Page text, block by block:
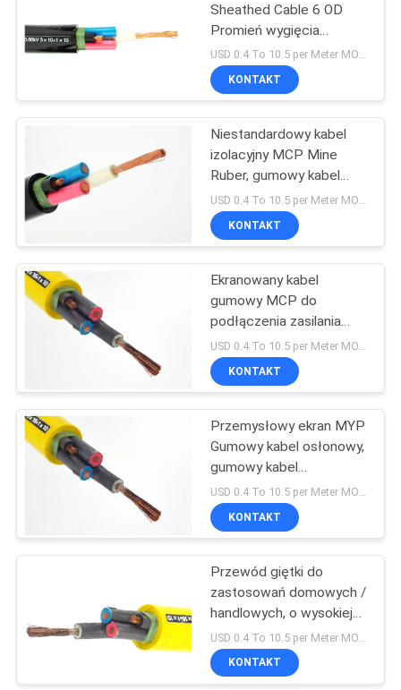
SKONTAKTUJ
SIĘ
NAMI
AKTUALNOŚCI
BLOG
POPROSIĆ
O
WYCENĘ
NEWS
SITEMAP
PRYWATNOŚCI
Sheathed Cable 6 OD
Promień wygięcia
Ochrona środowiska
USD 0.4 To 10.5 per Meter MOQ:500m
KONTAKT
Niestandardowy kabel
izolacyjny MCP Mine
Ruber, gumowy kabel
elektryczny z ekranem
USD 0.4 To 10.5 per Meter MOQ:500m
KONTAKT
Ekranowany kabel
gumowy MCP do
podłączenia zasilania
koparki
KONTAKT
Przemysłowy ekran MYP
Gumowy kabel osłonowy,
gumowy kabel
elektryczny
KONTAKT
Przewód giętki do
zastosowań domowych /
handlowych, o wysokiej
precyzji, 16 mm2 - 185
mm2 fazy
KONTAKT